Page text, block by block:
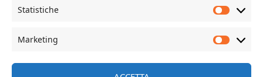
Statistiche
Marketing